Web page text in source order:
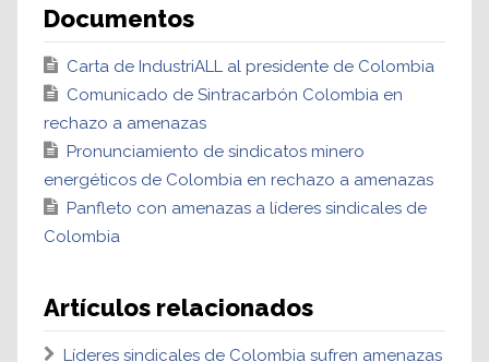
Documentos
Carta de IndustriALL al presidente de Colombia
Comunicado de Sintracarbón Colombia en
rechazo a amenazas
Pronunciamiento de sindicatos minero
energéticos de Colombia en rechazo a amenazas
Panfleto con amenazas a líderes sindicales de
Colombia
Artículos relacionados
Líderes sindicales de Colombia sufren amenazas